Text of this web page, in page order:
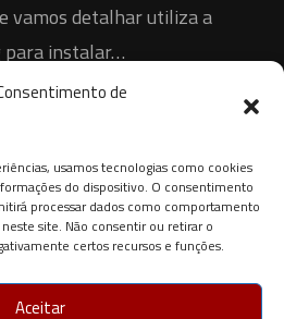
de
usamos tecnologias como cookies
do dispositivo. O consentimento
processar dados como comportamento
site. Não consentir ou retirar o
certos recursos e funções.
Aceitar
vamos detalhar utiliza a
para instalar…
21 DE ABRIL DE 2025